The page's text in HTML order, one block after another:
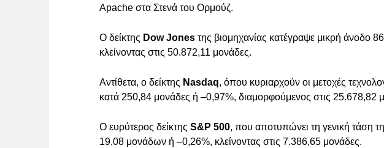
Apache στα Στενά του Ορμούζ.
Ο δείκτης Dow Jones της βιομηχανίας κατέγραψε μικρή άνοδο
κλείνοντας στις 50.872,11 μονάδες.
Αντίθετα, ο δείκτης Nasdaq, όπου κυριαρχούν οι μετοχές
κατά 250,84 μονάδες ή –0,97%, διαμορφούμενος στις 25.678,82
Ο ευρύτερος δείκτης S&P 500, που αποτυπώνει τη γενική τάση
19,08 μονάδων ή –0,26%, κλείνοντας στις 7.386,65 μονάδες.